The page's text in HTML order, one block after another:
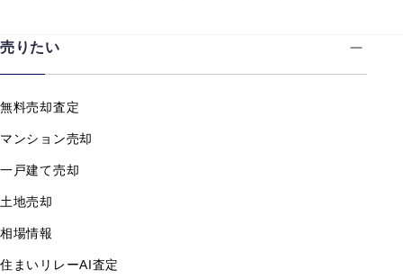
売りたい
無料売却査定
マンション売却
一戸建て売却
土地売却
相場情報
住まいリレーAI査定